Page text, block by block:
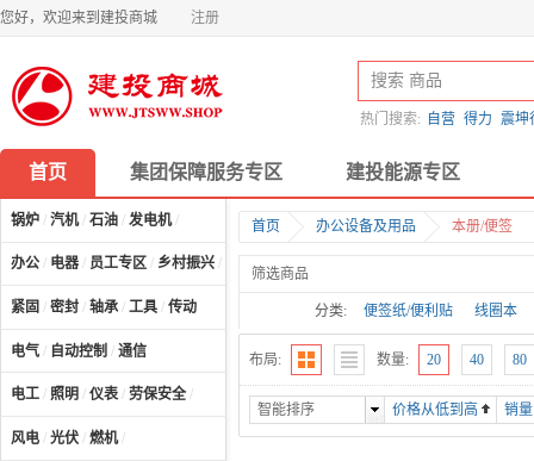
您好，欢迎来到建投商城 注册
热门搜索: 自营 得力 震坤
首页 集团保障服务专区 建投能源专区
锅炉 / 汽机/ 石油 / 发电机/
办公 / 电器 / 员工专区 / 乡村振兴 / 计算机及配件
紧固 / 密封 / 轴承 / 工具 / 传动
电气 / 自动控制 / 通信
电工 / 照明 / 仪表 / 劳保安全 /
风电 / 光伏 / 燃机/
首页 办公设备及用品 本册/便签
筛选商品
分类: 便签纸/便利贴 线圈本
布局: 数量: 20 40 80
智能排序 价格从低到高 销量